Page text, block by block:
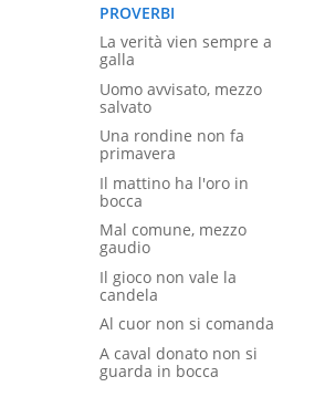
PROVERBI
La verità vien sempre a
galla
Uomo avvisato, mezzo
salvato
Una rondine non fa
primavera
Il mattino ha l'oro in
bocca
Mal comune, mezzo
gaudio
Il gioco non vale la
candela
Al cuor non si comanda
A caval donato non si
guarda in bocca